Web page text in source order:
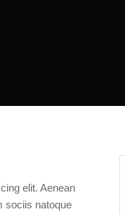
elit. Aenean
sociis natoque